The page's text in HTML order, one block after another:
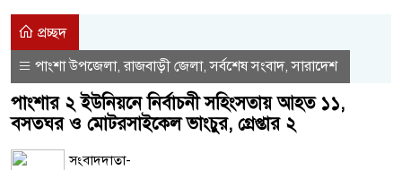
প্রচ্ছদ
পাংশা উপজেলা,রাজবাড়ী জেলা,সর্বশেষ সংবাদ,সারাদেশ
পাংশার ২ ইউনিয়নে নির্বাচনী সহিংসতায় আহত ১১,
বসতঘর ও মোটরসাইকেল ভাংচুর, গ্রেপ্তার ২
সংবাদদাতা-